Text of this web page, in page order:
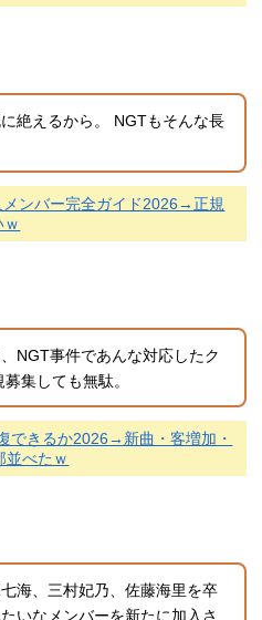
絶えるから。 NGTもそんな長
メンバー完全ガイド2026→正規
NGT事件であんな対応したク
集しても無駄。
できるか2026→新曲・客増加・
並べたｗ
海、三村妃乃、佐藤海里を卒
いなメンバーを新たに加入さ